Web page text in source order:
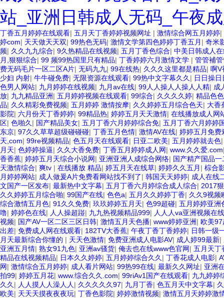
站_亚洲日韩成人无码_午夜
丁香五月婷婷在线观看| 五月天丁香婷婷视频网址 | 激情综合网五月婷婷|
婷com| 天天做天天双| 99热色无码| 激情文学第四色婷婷丁香五月 | 奇米
频| 久久九九综合| 9久热精品在线视频| 五月丁香色综合| 中美日韩成人
月,狠狠综合| 99 频99热国里只有精品| 丁香婷婷六月激情文学 | 管管補
费无码毛片一区二区A片| 无码九九| 99在线热| 久久久这里都是精品| 啊V
少妇 内射| 牛牛碰免费| 无限资源在线观看| 99热中文字幕久久 | 日日操日
色男人网站| 九月婷婷在线视频| 九月av在线| 99人人操人人操人人精| 成
放| 九九精品亚洲| 五月婷婷视频在线观看| 99综合| 久久久久婷| 精品色色
品| 久久精彩免费视频| 五月婷婷 激情按摩| 久久婷婷五月综合色天| 大香
影院| 六月份天丁香婷婷| 99精品热| 婷婷五月天天激情| 在线播放成人网
区| 色啪久 | 国产精品美女| 五月丁香六月婷婷综合免| 五月丁香六月婷婷
东京| 97久久草草超级碰碰碰| 丁香五月色情| 激情AV在线| 婷婷五月免费
天,com| 99re视频精品| 色五月天在线观看| 日亚二欧美| 五月婷婷就去色
月天| 色婷婷操逼| 久久大香免费| 丁香五月婷婷成人网| www.久久爱.com
香香蕉| 婷婷五月天综合小说网| 亚洲亚洲人成综合网络| 国产精产国品
天激情综合| 爽tv | 在线播放 精品| 婷五月天在线草| 婷婷久久五月 | 棕合
月婷婷网站| 成人做爰A片免费看网站找不到了| 韩国天天婷婷| 成人在线
文国产一区发布| 最新热中文字幕| 五月丁香六月婷综合成人综合| 2017
久久婷婷五月综合啪| 99国产在线| 色色a| 五月久久婷婷丁香| 久久9视频
综合激情五月色| 91久久免费| 玖玖婷婷五月天| 色99超碰| 五月婷婷亚洲
噜| 婷婷色在线| 人人操超踫| 九九热视频精品999| 人人人va亚洲视频在线
视频| 国产AV一区二区三区日韩| 激情五月天色播| www婷婷亚洲| 欧美97
出差| 免费成人网在线观看| 182TV大香蕉| 午夜丁香丁香婷婷| 日韩一级
月天最新综合你懂的 | 天天色激情| 免费亚洲成人电影AV| 成人婷99最新|
亚洲五月情| 熟女91九色| 亚洲av骚货| 俺去也在线www色官网| 五月天丁
精品在线视频精品| 日本久久婷婷| 五月婷婷综合久久 | 丁香花成人电影|
网| 激情综合五月婷婷| 成人看片网站| 99热99在线| 最新久久网址| 亚洲
拍99| 婷婷五月花| www.综合久久.com| 99riAv1国产在线观看| 九九婷婷
久久 | 人人摸人人澡人人 | 久久久久久97| 九月丁香| 色五月天中文字幕|
欧美| 天天天摸夜夜夜玩| 丁香色影院| 婷婷激情视频| 激情五月天婷婷激